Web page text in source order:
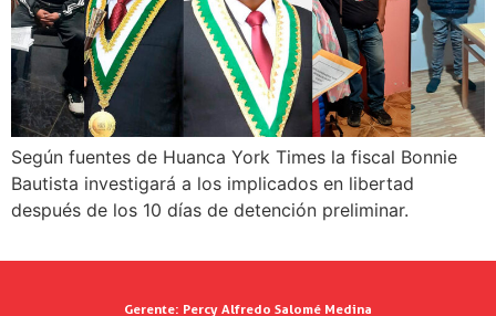
Según fuentes de Huanca York Times la fiscal Bonnie
Bautista investigará a los implicados en libertad
después de los 10 días de detención preliminar.
Gerente: Percy Alfredo Salomé Medina